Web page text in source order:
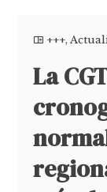
+++,
La